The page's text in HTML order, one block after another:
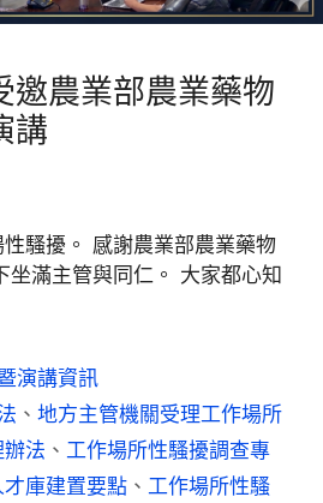
邀農業部農業藥物
講
騷擾。 感謝農業部農業藥物
坐滿主管與同仁。 大家都心知
演講資訊
、地方主管機關受理工作場所
法 、 工作場所性騷擾調查專
庫建置要點 、 工作場所性騷